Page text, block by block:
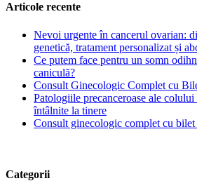
Articole recente
Nevoi urgente în cancerul ovarian:
genetică, tratament personalizat și
Ce putem face pentru un somn
caniculă?
Consult Ginecologic Complet cu
Patologiile precanceroase ale
întâlnite la tinere
Consult ginecologic complet cu
Categorii